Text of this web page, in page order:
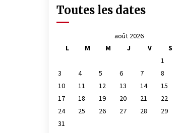
Toutes les dates
août 2026
L
M M J V S
1
3
4 5 6 7 8
10
11 12 13 14 15
17
18 19 20 21 22
24
25 26 27 28 29
31